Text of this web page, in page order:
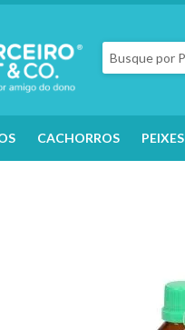
CACHORROS PEIXES